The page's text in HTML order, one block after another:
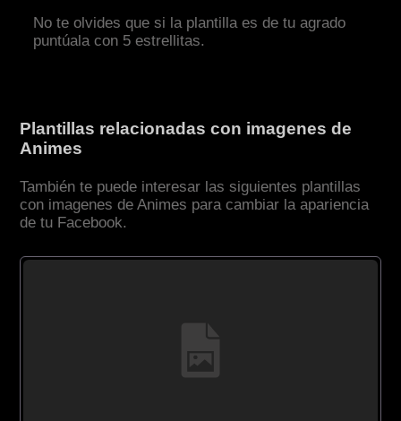
No te olvides que si la plantilla es de tu agrado
puntúala con 5 estrellitas.
Plantillas relacionadas con imagenes de
Animes
También te puede interesar las siguientes plantillas
con imagenes de Animes para cambiar la apariencia
de tu Facebook.